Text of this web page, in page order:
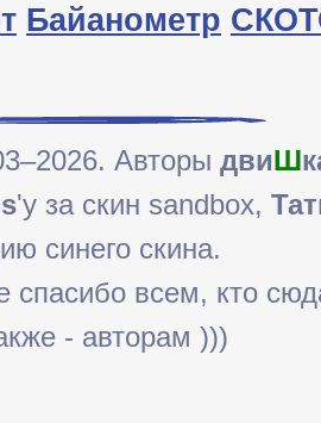
Байанометр
Авторы двиШ
'у за скин sandbox,
синего скина.
спасибо всем, кто
- авторам )))